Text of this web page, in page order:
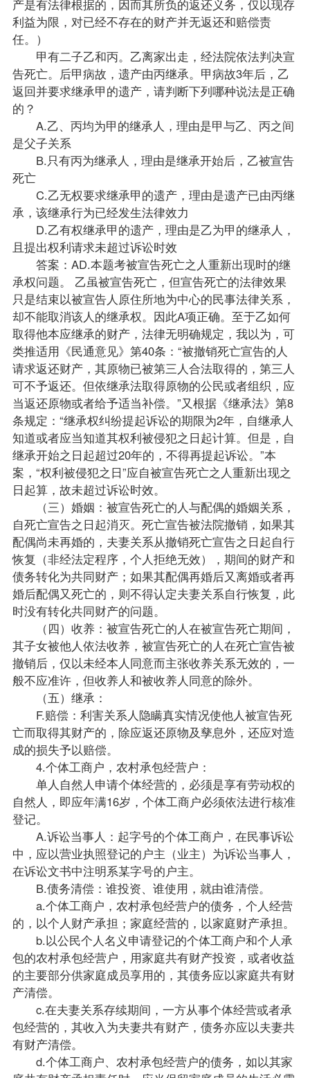
产是有法律根据的，因而其所负的返还义务，仅以现存
利益为限，对已经不存在的财产并无返还和赔偿责
任。）
甲有二子乙和丙。乙离家出走，经法院依法判决宣
告死亡。后甲病故，遗产由丙继承。甲病故3年后，乙
返回并要求继承甲的遗产，请判断下列哪种说法是正确
的？
A.乙、丙均为甲的继承人，理由是甲与乙、丙之间
是父子关系
B.只有丙为继承人，理由是继承开始后，乙被宣告
死亡
C.乙无权要求继承甲的遗产，理由是遗产已由丙继
承，该继承行为已经发生法律效力
D.乙有权继承甲的遗产，理由是乙为甲的继承人，
且提出权利请求未超过诉讼时效
答案：AD.本题考被宣告死亡之人重新出现时的继
承权问题。 乙虽被宣告死亡，但宣告死亡的法律效果
只是结束以被宣告人原住所地为中心的民事法律关系，
却不能取消该人的继承权。因此A项正确。至于乙如何
取得他本应继承的财产，法律无明确规定，我以为，可
类推适用《民通意见》第40条：“被撤销死亡宣告的人
请求返还财产，其原物已被第三人合法取得的，第三人
可不予返还。但依继承法取得原物的公民或者组织，应
当返还原物或者给予适当补偿。”又根据《继承法》第8
条规定：“继承权纠纷提起诉讼的期限为2年，自继承人
知道或者应当知道其权利被侵犯之日起计算。但是，自
继承开始之日起超过20年的，不得再提起诉讼。”本
案，“权利被侵犯之日”应自被宣告死亡之人重新出现之
日起算，故未超过诉讼时效。
（三）婚姻：被宣告死亡的人与配偶的婚姻关系，
自死亡宣告之日起消灭。死亡宣告被法院撤销，如果其
配偶尚未再婚的，夫妻关系从撤销死亡宣告之日起自行
恢复（非经法定程序，个人拒绝无效），期间的财产和
债务转化为共同财产；如果其配偶再婚后又离婚或者再
婚后配偶又死亡的，则不得认定夫妻关系自行恢复，此
时没有转化共同财产的问题。
（四）收养：被宣告死亡的人在被宣告死亡期间，
其子女被他人依法收养，被宣告死亡的人在死亡宣告被
撤销后，仅以未经本人同意而主张收养关系无效的，一
般不应准许，但收养人和被收养人同意的除外。
（五）继承：
F.赔偿：利害关系人隐瞒真实情况使他人被宣告死
亡而取得其财产的，除应返还原物及孳息外，还应对造
成的损失予以赔偿。
4.个体工商户，农村承包经营户：
单人自然人申请个体经营的，必须是享有劳动权的
自然人，即应年满16岁，个体工商户必须依法进行核准
登记。
A.诉讼当事人：起字号的个体工商户，在民事诉讼
中，应以营业执照登记的户主（业主）为诉讼当事人，
在诉讼文书中注明系某字号的户主。
B.债务清偿：谁投资、谁使用，就由谁清偿。
a.个体工商户，农村承包经营户的债务，个人经营
的，以个人财产承担；家庭经营的，以家庭财产承担。
b.以公民个人名义申请登记的个体工商户和个人承
包的农村承包经营户，用家庭共有财产投资，或者收益
的主要部分供家庭成员享用的，其债务应以家庭共有财
产清偿。
c.在夫妻关系存续期间，一方从事个体经营或者承
包经营的，其收入为夫妻共有财产，债务亦应以夫妻共
有财产清偿。
d.个体工商户、农村承包经营户的债务，如以其家